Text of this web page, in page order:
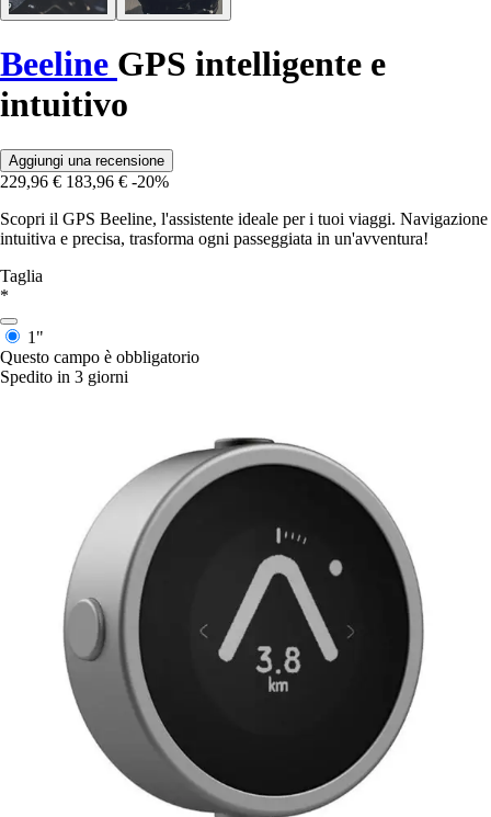
Beeline GPS intelligente e
intuitivo
Aggiungi una recensione
229,96 € 183,96 € -20%
Scopri il GPS Beeline, l'assistente ideale per i tuoi viaggi. Navigazione
intuitiva e precisa, trasforma ogni passeggiata in un'avventura!
Taglia
*
1"
Questo campo è obbligatorio
Spedito in 3 giorni